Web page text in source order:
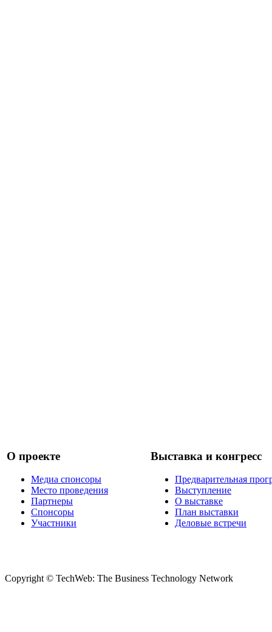
О проекте
Медиа спонсоры
Место проведения
Партнеры
Спонсоры
Участники
Выставка и конгресс
Предварительная
Выступление
О выставке
План выставки
Деловые встречи
Copyright © TechWeb: The Business Technology Network